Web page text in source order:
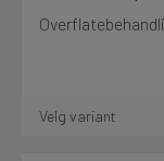
Velg variant